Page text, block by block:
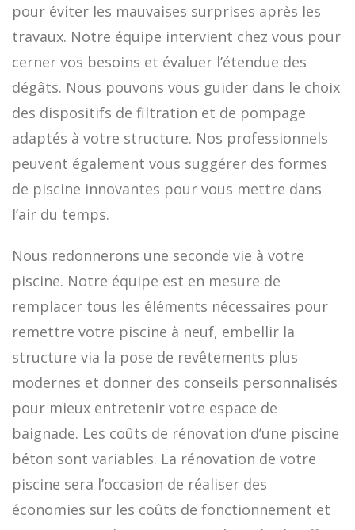
pour éviter les mauvaises surprises après les
travaux. Notre équipe intervient chez vous pour
cerner vos besoins et évaluer l’étendue des
dégâts. Nous pouvons vous guider dans le choix
des dispositifs de filtration et de pompage
adaptés à votre structure. Nos professionnels
peuvent également vous suggérer des formes
de piscine innovantes pour vous mettre dans
l’air du temps.
Nous redonnerons une seconde vie à votre
piscine. Notre équipe est en mesure de
remplacer tous les éléments nécessaires pour
remettre votre piscine à neuf, embellir la
structure via la pose de revêtements plus
modernes et donner des conseils personnalisés
pour mieux entretenir votre espace de
baignade. Les coûts de rénovation d’une piscine
béton sont variables. La rénovation de votre
piscine sera l’occasion de réaliser des
économies sur les coûts de fonctionnement et